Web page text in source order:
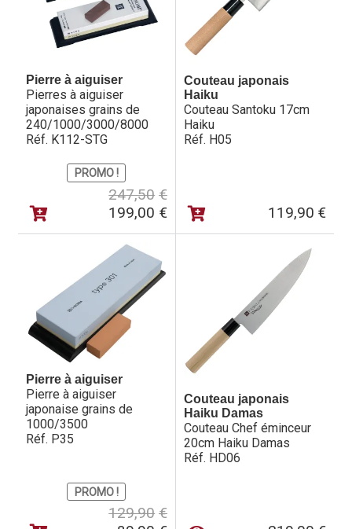
Pierre à aiguiser
Pierres à aiguiser
japonaises grains de
240/1000/3000/8000
Réf. K112-STG
PROMO !
247,50 €Le
prix
initial
était :
199,00 €
Le
prix
actuel
est :
Couteau japonais
Haiku
Couteau Santoku 17cm
Haiku
Réf. H05
119,90 €
Pierre à aiguiser
Pierre à aiguiser
japonaise grains de
1000/3500
Réf. P35
PROMO !
129,90 €Le
prix
Le
prix
Couteau japonais
Haiku Damas
Couteau Chef éminceur
20cm Haiku Damas
Réf. HD06